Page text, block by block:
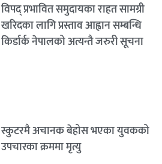
विपद् प्रभावित समुदायका राहत सामग्री
खरिदका लागि प्रस्ताव आह्वान सम्बन्धि
किर्डार्क नेपालको अत्यन्तै जरुरी सूचना
स्कुटरमै अचानक बेहोस भएका युवकको
उपचारका क्रममा मृत्यु